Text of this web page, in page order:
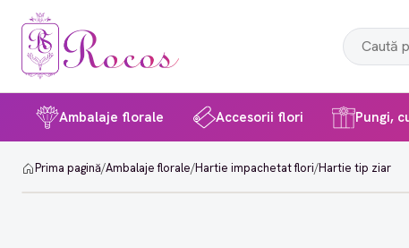
Ambalaje florale Accesorii flori Pungi,
Prima pagină/Ambalaje florale/Hartie impachetat flori/Hartie tip ziar